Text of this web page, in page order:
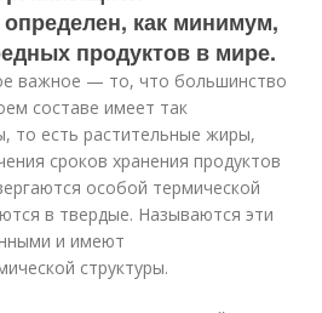
как минимум,
продуктов в мире.
важное — то, что большинство
составе имеет так
то есть растительные жиры,
сроков хранения продуктов
особой термической
в твердые. Называются эти
и имеют
структуры.